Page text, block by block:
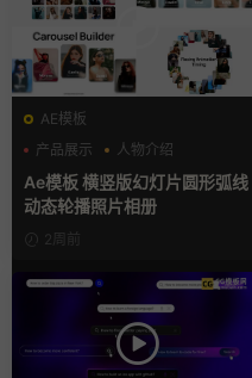
AE模板
产品展示
人物介绍
团队介绍
Ae模板 横竖版幻灯片圆形弧线
动态轮播照片相册
2周前